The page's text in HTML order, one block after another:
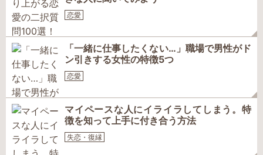
恋愛
「一緒に仕事したくない…」職場で男性がド
ン引きする女性の特徴5つ
恋愛
マイペースな人にイライラしてしまう。特
徴を知って上手に付き合う方法
失恋・復縁